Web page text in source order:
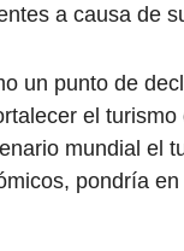
a causa de
un punto de
el
mundial el
pondría